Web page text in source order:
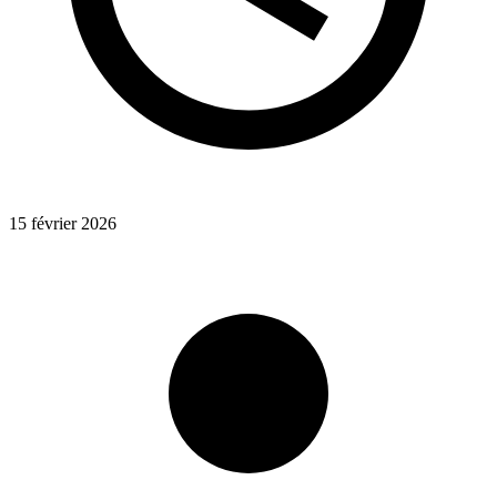
15 février 2026